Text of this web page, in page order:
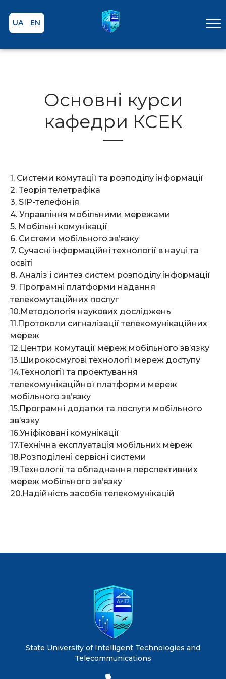
UA EN
Основні курси
кафедри КСЕК
1. Системи комутації та розподілу інформації
2. Теорія телетрафіка
3. SIP-телефонія
4. Управління мобільними мережами
5. Мобільні комунікації
6. Системи мобільного зв’язку
7. Сучасні інформаційні технології в науці та
освіті
8. Аналіз і синтез систем розподілу інформації
9. Програмні платформи надання
телекомутаційних послуг
10.Методологія наукових досліджень
11.Протоколи сигналізації телекомунікаційних
мереж
12.Центри комутації мереж мобільного зв’язку
13.Широкосмугові технології мереж доступу
14.Технології та проектування
телекомунікаційної платформи мереж
мобільного зв’язку
15.Програмні додатки та послуги мобільного
зв’язку
16.Уніфіковані комунікації
17.Технічна експлуатація мобільних мереж
18.Розподілені сервісні системи
19.Технології та обладнання перспективних
мереж мобільного зв’язку
20.Надійність засобів телекомунікацій
State University of Intelligent Technologies and
Telecommunications